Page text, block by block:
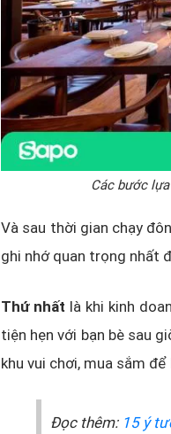
Các bước
Và sau thời gian chạy
ghi nhớ quan trọng nhất
Thứ nhất là khi kinh
tiện hẹn với bạn bè sau
khu vui chơi, mua sắm
Đọc thêm: 15 ý